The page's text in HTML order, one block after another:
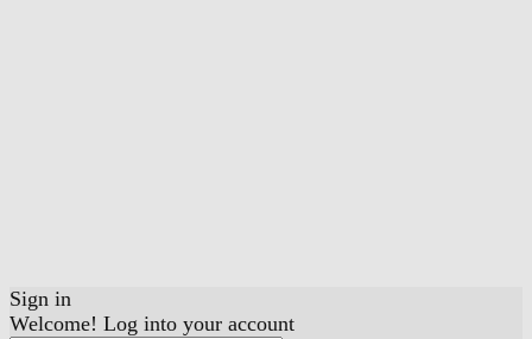
Sign in
Welcome! Log into your account